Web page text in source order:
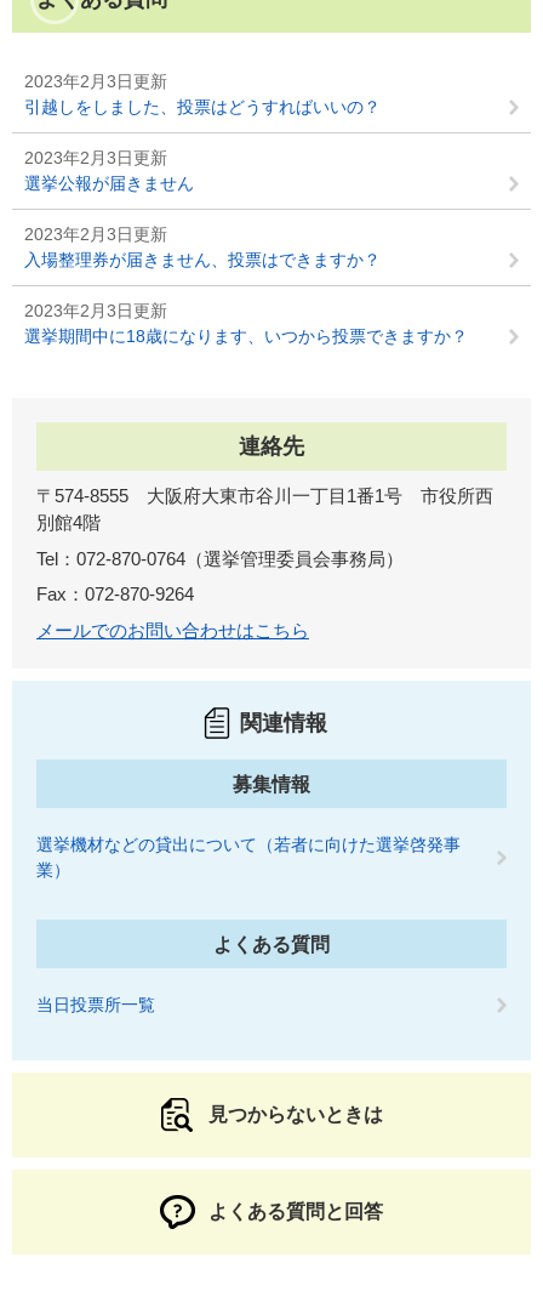
2023年2月3日更新
引越しをしました、投票はどうすればいいの？
2023年2月3日更新
選挙公報が届きません
2023年2月3日更新
入場整理券が届きません、投票はできますか？
2023年2月3日更新
選挙期間中に18歳になります、いつから投票できますか？
連絡先
〒574-8555 大阪府大東市谷川一丁目1番1号 市役所西
別館4階
Tel：072-870-0764
選挙管理委員会事務局
Fax：072-870-9264
メールでのお問い合わせはこちら
関連情報
募集情報
選挙機材などの貸出について（若者に向けた選挙啓発事
業）
よくある質問
当日投票所一覧
見つからないときは
よくある質問と回答